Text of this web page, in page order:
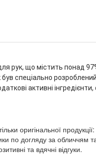
рук, що містить понад
спеціально
активні
оригінальної
по догляду за обличчям
та вдячні відгуки.